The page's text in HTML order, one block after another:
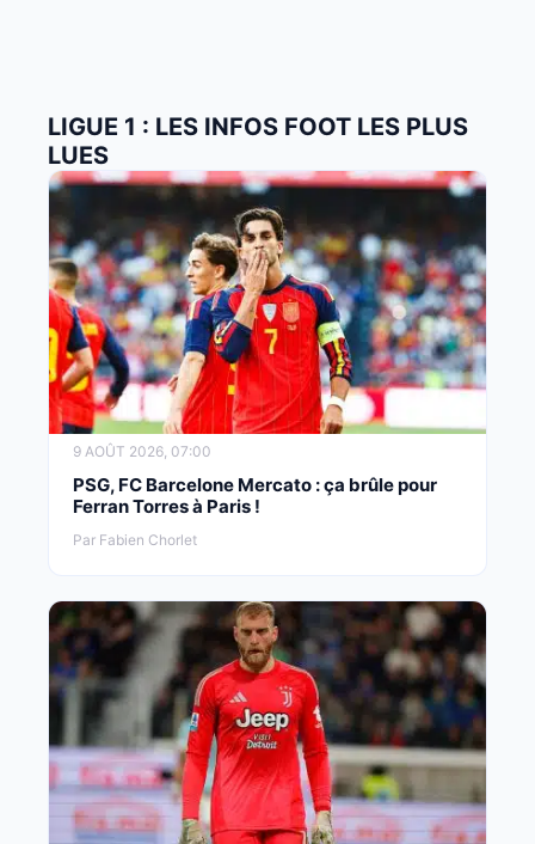
LIGUE 1 : LES INFOS FOOT LES PLUS
LUES
9 AOÛT 2026, 07:00
PSG, FC Barcelone Mercato : ça brûle pour
Ferran Torres à Paris !
Par Fabien Chorlet